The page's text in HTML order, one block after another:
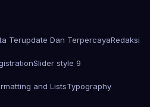
Terupdate Dan TerpercayaRedaksi
Slider style 9
and ListsTypography